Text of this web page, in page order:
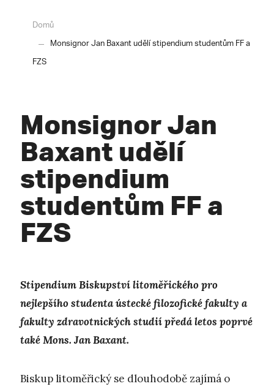
Domů
Monsignor Jan Baxant udělí stipendium studentům FF a
FZS
Monsignor Jan
Baxant udělí
stipendium
studentům FF a
FZS
Stipendium Biskupství litoměřického pro
nejlepšího studenta ústecké filozofické fakulty a
fakulty zdravotnických studií předá letos poprvé
také Mons. Jan Baxant.
Biskup litoměřický se dlouhodobě zajímá o